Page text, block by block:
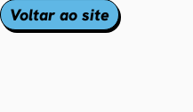
Voltar ao site